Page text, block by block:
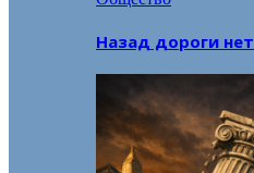
Назад дороги нет